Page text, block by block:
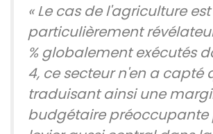
« Le cas de l'agriculture est
particulièrement
% globalement exécutés
4, ce secteur n'en a capté
traduisant ainsi une
budgétaire préoccupante